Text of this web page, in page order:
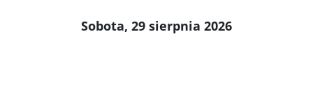
Sobota, 29 sierpnia 2026